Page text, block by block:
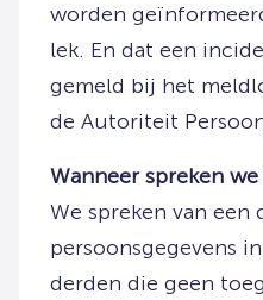
worden
lek. En dat een
gemeld bij het
de Autoriteit
Wanneer spreken
We spreken van een
persoonsgegevens
derden die geen